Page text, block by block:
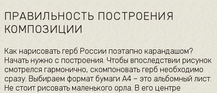
ПРАВИЛЬНОСТЬ ПОСТРОЕНИЯ
КОМПОЗИЦИИ
Как нарисовать герб России поэтапно карандашом?
Начать нужно с построения. Чтобы впоследствии рисунок
смотрелся гармонично, скомпоновать герб необходимо
сразу. Выбираем формат бумаги А4 – это альбомный лист.
Не стоит рисовать маленького орла. В его центре